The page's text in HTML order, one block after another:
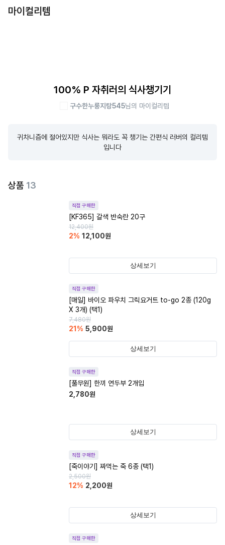
마이컬리템
100% P 자취러의 식사챙기기
구수한누룽지탕545님의 마이컬리템
귀차니즘에 절어있지만 식사는 뭐라도 꼭 챙기는 간편식 러버의 컬리템
입니다
상품 13
직접 구매한
[KF365] 갈색 반숙란 20구
12,400원
2% 12,100원
상세보기
직접 구매한
[매일] 바이오 파우치 그릭요거트 to-go 2종 (120g
X 3개) (택1)
7,480원
21 % 5,900원
상세보기
직접 구매한
[풀무원] 한끼 연두부 2개입
2,780원
상세보기
직접 구매한
[죽이야기] 짜먹는 죽 6종 (택1)
2,500원
12% 2,200원
상세보기
직접 구매한